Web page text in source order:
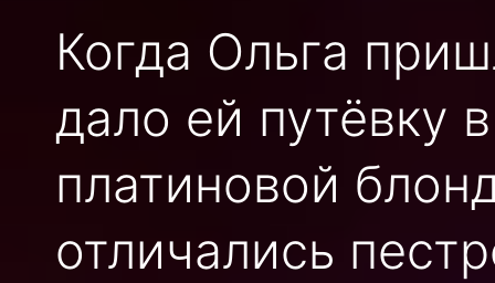
Когда Ольга
дало ей путёвку
платиновой
отличались